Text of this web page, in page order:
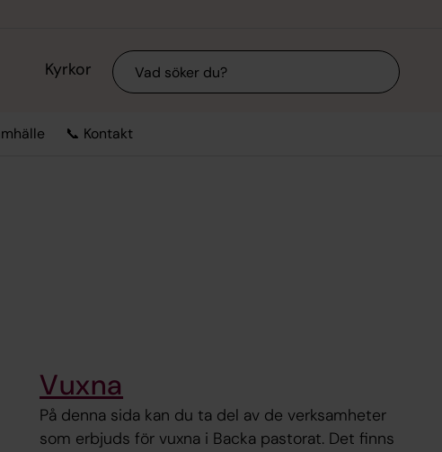
Kyrkor Sök
📞 Kontakt
Vuxna
På denna sida kan du ta del av de verksamheter
som erbjuds för vuxna i Backa pastorat. Det finns